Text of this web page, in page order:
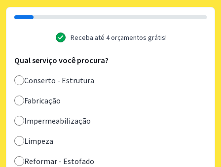
Receba até 4 orçamentos grátis!
Qual serviço você procura?
Conserto - Estrutura
Fabricação
Impermeabilização
Limpeza
Reformar - Estofado